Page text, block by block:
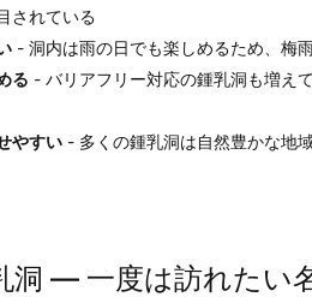
されている
- 洞内は雨の日でも楽しめるため、梅
る - バリアフリー対応の鍾乳洞も増え
やすい - 多くの鍾乳洞は自然豊かな地
洞 ― 一度は訪れたい